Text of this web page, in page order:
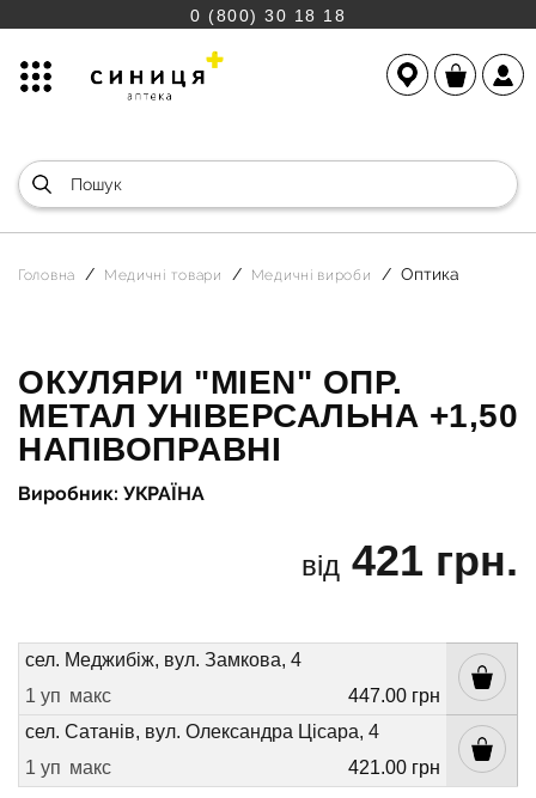
0 (800) 30 18 18
Головна Медичні товари Медичні вироби Оптика
ОКУЛЯРИ "MIEN" ОПР.
МЕТАЛ УНІВЕРСАЛЬНА +1,50
НАПІВОПРАВНІ
Виробник: УКРАЇНА
від 421 грн.
сел. Меджибіж, вул. Замкова, 4
1 уп макс
447.00 грн
сел. Сатанів, вул. Олександра Цісара, 4
1 уп макс 421.00 грн